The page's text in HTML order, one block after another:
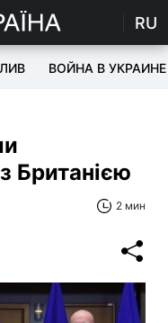
RU
ВОЙНА В УКРАИНЕ
Британією
2 мин